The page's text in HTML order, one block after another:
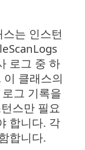
스는 인스턴
로그 중 하
클래스의
그 기록을
스만 필요
합니다. 각
합니다.